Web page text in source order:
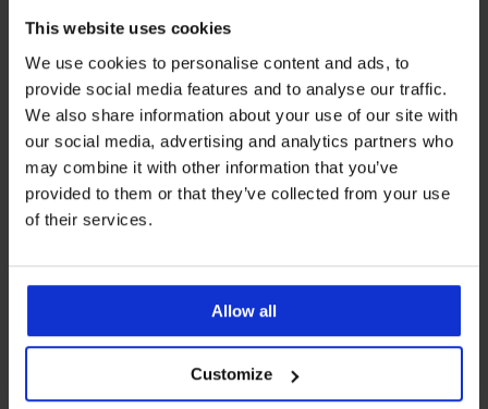
This website uses cookies
We use cookies to personalise content and ads, to
provide social media features and to analyse our traffic.
We also share information about your use of our site with
our social media, advertising and analytics partners who
may combine it with other information that you’ve
provided to them or that they’ve collected from your use
of their services.
Allow all
Customize
с висока талия ще изгладят и зоната на
бедрата.